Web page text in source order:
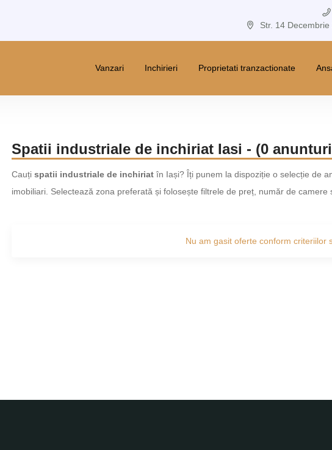
Str. 14
Vanzari Inchirieri Proprietati tranzactionate
Spatii industriale de inchiriat Iasi - (0
Cauți spatii industriale de inchiriat în Iași? Îți punem la dispoziție o selecție de
imobiliari. Selectează zona preferată și folosește filtrele de preț, număr de camere
Nu am gasit oferte conform criteriilor